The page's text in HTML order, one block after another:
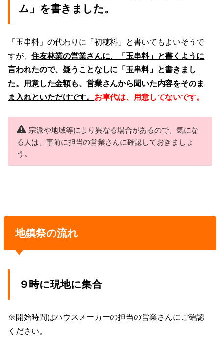
ム」を書きました。
「玉串料」の代わりに「初穂料」と書いてもよいそうで
すが、住友林業の営業さんに、「玉串料」と書くように
言われたので、疑うことなしに「玉串料」と書きまし
た。用意した金額も、営業さんから聞いた内容をそのま
ま入れといただけです。 お車代は、用意してないです。
宗派や地域等により異なる場合があるので、気にな
る人は、事前に担当の営業さんに確認しておきましょ
う。
地鎮祭の流れ
９時に現地に集合
※開始時間はハウスメーカーの担当の営業さんにご確認
ください。